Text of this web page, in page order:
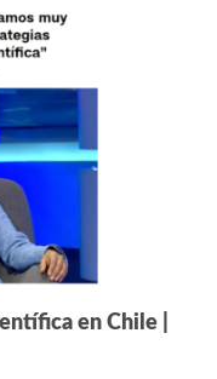
en Chile |